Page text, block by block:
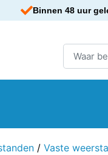
Binnen 48 uur
/ Vaste